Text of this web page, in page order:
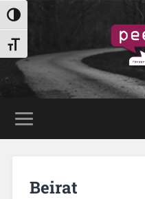
Umschalten auf hohe
Schrift vergrößern
Beirat